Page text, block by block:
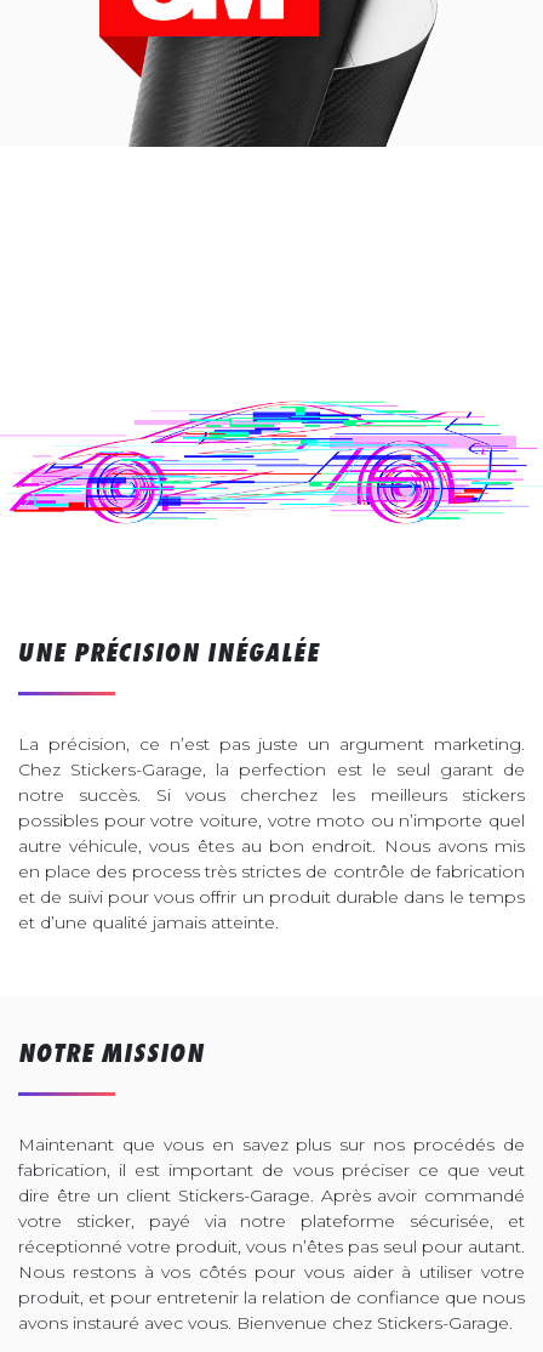
UNE PRÉCISION INÉGALÉE
La précision, ce n’est pas juste un argument marketing.
Chez Stickers-Garage, la perfection est le seul garant de
notre succès. Si vous cherchez les meilleurs stickers
possibles pour votre voiture, votre moto ou n’importe quel
autre véhicule, vous êtes au bon endroit. Nous avons mis
en place des process très strictes de contrôle de fabrication
et de suivi pour vous offrir un produit durable dans le temps
et d’une qualité jamais atteinte.
NOTRE MISSION
Maintenant que vous en savez plus sur nos procédés de
fabrication, il est important de vous préciser ce que veut
dire être un client Stickers-Garage. Après avoir commandé
votre sticker, payé via notre plateforme sécurisée, et
réceptionné votre produit, vous n’êtes pas seul pour autant.
Nous restons à vos côtés pour vous aider à utiliser votre
produit, et pour entretenir la relation de confiance que nous
avons instauré avec vous. Bienvenue chez Stickers-Garage.